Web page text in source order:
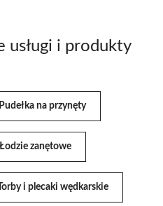
usługi i produkty
Pudełka na przynęty
Łodzie zanętowe
Torby i plecaki wędkarskie